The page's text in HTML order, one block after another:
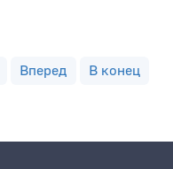
Вперед В конец